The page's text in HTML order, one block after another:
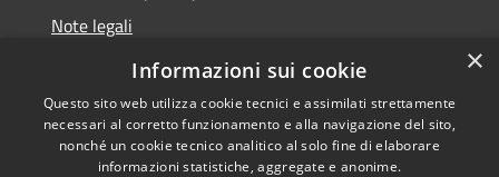
Note legali
Dichiarazione di accessibilità
×
Informazioni sui cookie
Questo sito web utilizza cookie tecnici e assimilati strettamente
necessari al corretto funzionamento e alla navigazione del sito,
nonché un cookie tecnico analitico al solo fine di elaborare
informazioni statistiche, aggregate e anonime.